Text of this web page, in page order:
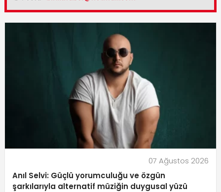
07 Ağustos 2026
Anıl Selvi: Güçlü yorumculuğu ve özgün
şarkılarıyla alternatif müziğin duygusal yüzü